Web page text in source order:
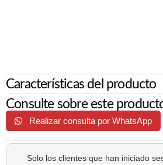
Características del producto
Consulte sobre este
Realizar consulta por WhatsApp
Solo los clientes que han iniciado